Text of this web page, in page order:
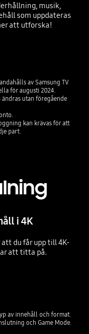
musik,
som uppdateras
att utforska!
av Samsung TV
för augusti 2024.
utan föregående
kan krävas för att
part.
i 4K
du får upp till 4K-
att titta på.
av innehåll och format.
och Game Mode.